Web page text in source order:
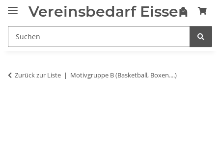
Vereinsbedarf Eissen
Zurück zur Liste Motivgruppe B (Basketball, Boxen....)